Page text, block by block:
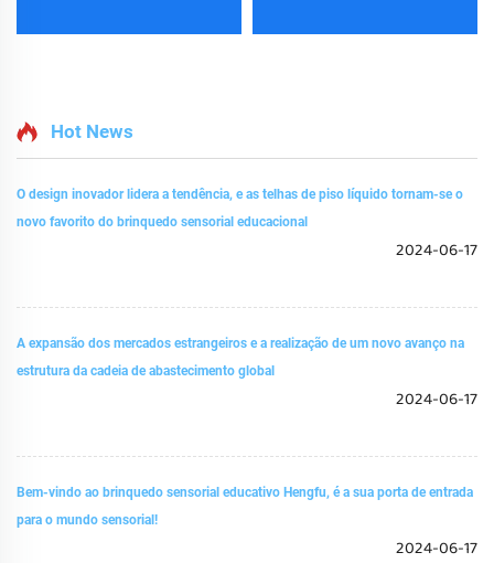
Hot News
O design inovador lidera a tendência, e as telhas de piso líquido tornam-se o
novo favorito do brinquedo sensorial educacional
2024-06-17
A expansão dos mercados estrangeiros e a realização de um novo avanço na
estrutura da cadeia de abastecimento global
2024-06-17
Bem-vindo ao brinquedo sensorial educativo Hengfu, é a sua porta de entrada
para o mundo sensorial!
2024-06-17